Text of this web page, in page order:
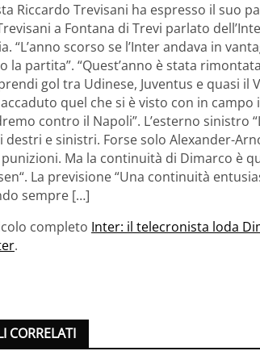
Riccardo Trevisani ha espresso il suo
a Fontana di Trevi parlato
“L’anno scorso se l’Inter andava in
la partita”. “Quest’anno è stata
gol tra Udinese, Juventus e quasi il
quel che si è visto con in
contro il Napoli”. L’esterno sinistro
e sinistri. Forse solo Alexander-
Ma la continuità di Dimarco è
La previsione “Una continuità
sempre […]
completo Inter: il telecronista loda
.
CORRELATI